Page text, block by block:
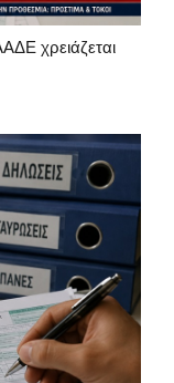
χρειάζεται